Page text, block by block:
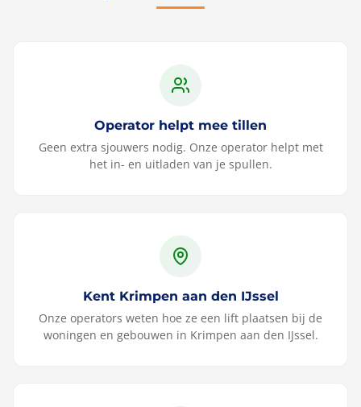
Operator helpt mee tillen
Geen extra sjouwers nodig. Onze operator helpt met
het in- en uitladen van je spullen.
Kent Krimpen aan den IJssel
Onze operators weten hoe ze een lift plaatsen bij de
woningen en gebouwen in Krimpen aan den IJssel.